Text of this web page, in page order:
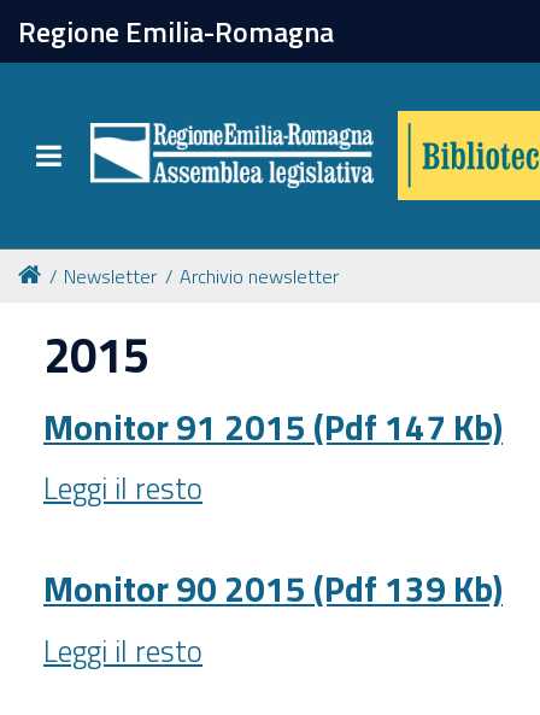
Regione Emilia-Romagna
Toggle navigation
chiudi
Catalogo online
Collezioni
Per approfondire
Appuntamenti
Prenotazione spazi
Newsletter Archivio newsletter
2015
Monitor 91 2015 (Pdf 147 Kb)
Monitor
91
(Pdf
147
Kb)
-
Leggi il resto
Monitor 90 2015 (Pdf 139 Kb)
Monitor
90
Leggi il resto